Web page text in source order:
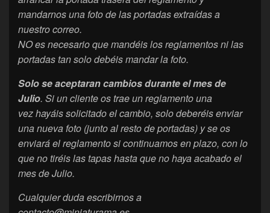
mandarnos una foto de las portadas extraídas a
nuestro correo.
NO es necesario que mandéis los reglamentos ni las
portadas tan solo debéis mandar la foto.
Solo se aceptaran cambios durante el mes de
Julio. Si un cliente os trae un reglamento una
vez hayáis solicitado el cambio, solo deberéis enviar
una nueva foto (junto al resto de portadas) y se os
enviará el reglamento si continuamos en plazo, con lo
que no tiréis las tapas hasta que no haya acabado el
mes de Julio.
Cualquier duda escribirnos a